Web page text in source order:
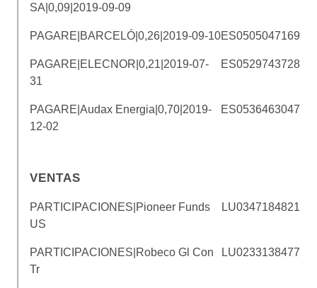
SA|0,09|2019-09-09
PAGARE|BARCELÓ|0,26|2019-09-10ES0505047169
PAGARE|ELECNOR|0,21|2019-07-
31
ES0529743728
PAGARE|Audax Energia|0,70|2019-
12-02
ES0536463047
VENTAS
PARTICIPACIONES|Pioneer Funds
US
LU0347184821
PARTICIPACIONES|Robeco Gl Con
Tr
LU0233138477